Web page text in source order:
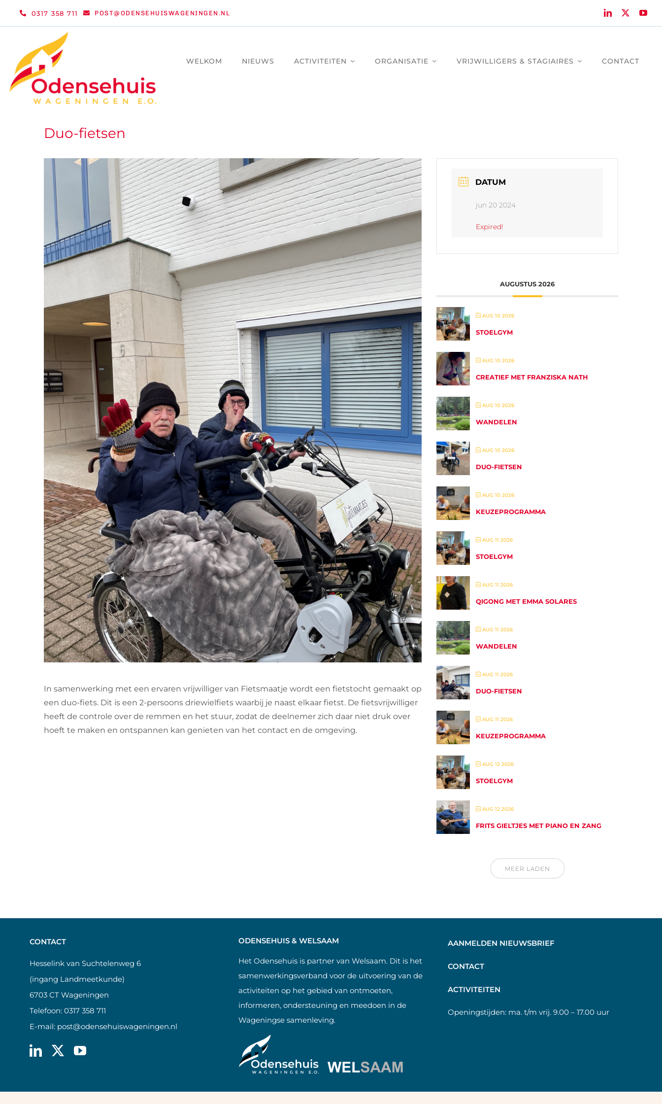
0317 358 711 POST@ODENSEHUISWAGENINGEN.NL
WELKOM NIEUWS ACTIVITEITEN ORGANISATIE VRIJWILLIGERS & STAGIAIRES CONTACT
Duo-fietsen
In samenwerking met een ervaren vrijwilliger van Fietsmaatje wordt een fietstocht gemaakt op
een duo-fiets. Dit is een 2-persoons driewielfiets waarbij je naast elkaar fietst. De fietsvrijwilliger
heeft de controle over de remmen en het stuur, zodat de deelnemer zich daar niet druk over
hoeft te maken en ontspannen kan genieten van het contact en de omgeving.
DATUM
jun 20 2024
Expired!
AUGUSTUS 2026
AUG 10 2026
STOELGYM
AUG 10 2026
CREATIEF MET FRANZISKA NATH
AUG 10 2026
WANDELEN
AUG 10 2026
DUO-FIETSEN
AUG 10 2026
KEUZEPROGRAMMA
AUG 11 2026
STOELGYM
AUG 11 2026
QIGONG MET EMMA SOLARES
AUG 11 2026
WANDELEN
AUG 11 2026
DUO-FIETSEN
AUG 11 2026
KEUZEPROGRAMMA
AUG 12 2026
STOELGYM
AUG 12 2026
FRITS GIELTJES MET PIANO EN ZANG
MEER LADEN
CONTACT
Hesselink van Suchtelenweg 6
(ingang Landmeetkunde)
6703 CT Wageningen
Telefoon: 0317 358 711
E-mail: post@odensehuiswageningen.nl
ODENSEHUIS & WELSAAM
Het Odensehuis is partner van Welsaam. Dit is het
samenwerkingsverband voor de uitvoering van de
activiteiten op het gebied van ontmoeten,
informeren, ondersteuning en meedoen in de
Wageningse samenleving.
AANMELDEN NIEUWSBRIEF
CONTACT
ACTIVITEITEN
Openingstijden: ma. t/m vrij. 9.00 – 17.00 uur